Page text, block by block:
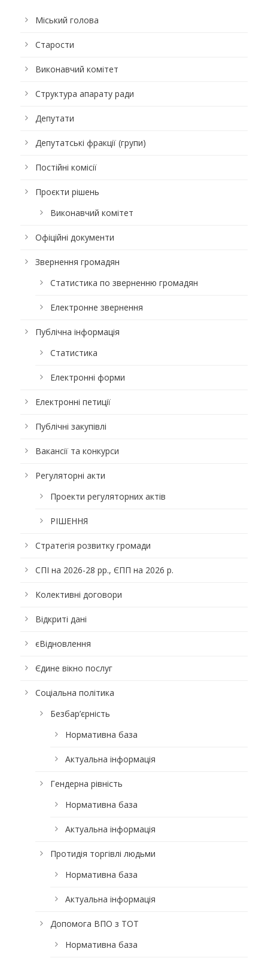
Міський голова
Старости
Виконавчий комітет
Структура апарату ради
Депутати
Депутатські фракції (групи)
Постійні комісії
Проєкти рішень
Виконавчий комітет
Офіційні документи
Звернення громадян
Статистика по зверненню громадян
Електронне звернення
Публічна інформація
Статистика
Електронні форми
Електронні петиції
Публічні закупівлі
Вакансії та конкурси
Регуляторні акти
Проекти регуляторних актів
РІШЕННЯ
Стратегія розвитку громади
СПІ на 2026-28 рр., ЄПП на 2026 р.
Колективні договори
Відкриті дані
єВідновлення
Єдине вікно послуг
Соціальна політика
Безбар’єрність
Нормативна база
Актуальна інформація
Гендерна рівність
Нормативна база
Актуальна інформація
Протидія торгівлі людьми
Нормативна база
Актуальна інформація
Допомога ВПО з ТОТ
Нормативна база